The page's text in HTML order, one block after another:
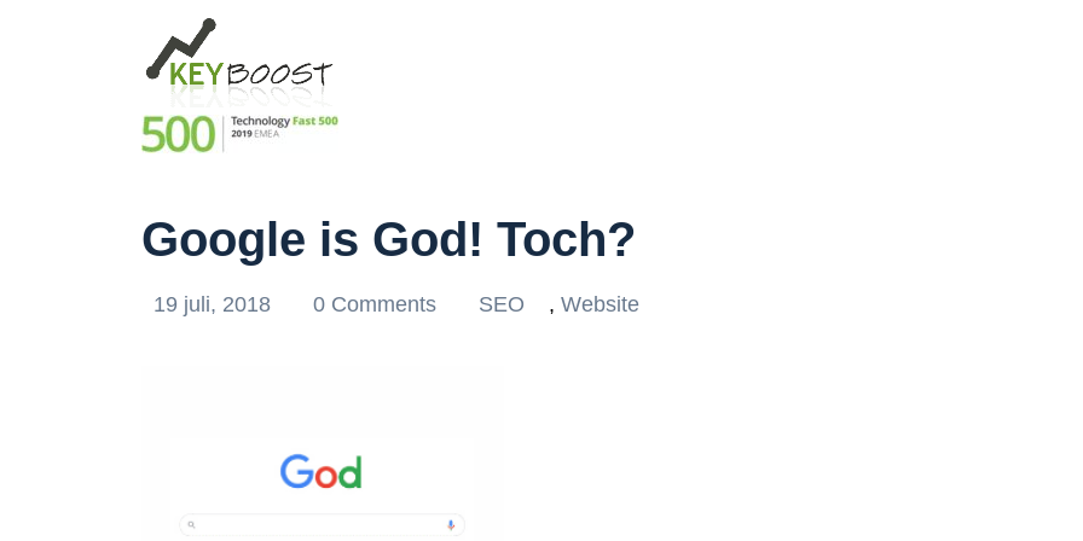
Google is God! Toch?
19 juli, 2018 0 Comments SEO , Website